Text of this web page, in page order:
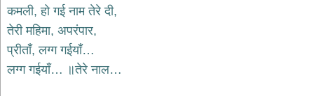
the
भजन
जोड़ें
add
कमली, हो गई नाम तेरे दी,
तेरी महिमा, अपरंपार,
प्रीताँ, लग्ग गईयाँ…
लग्ग गईयाँ… ॥तेरे नाल…